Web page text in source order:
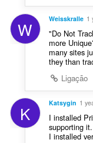
W Weisskralle 1
"Do Not
more
many sites
they than
Ligação
K Katsygin 1
I installed
supporting it.
I installed